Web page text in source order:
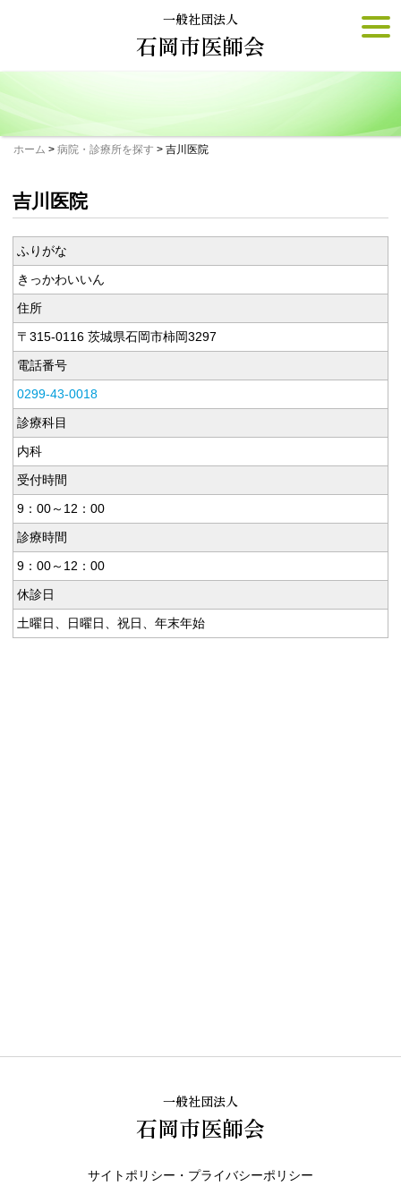
一般社団法人
石岡市医師会
ホーム > 病院・診療所を探す > 吉川医院
吉川医院
ふりがな
きっかわいいん
住所
〒315-0116 茨城県石岡市柿岡3297
電話番号
0299-43-0018
診療科目
内科
受付時間
9：00～12：00
診療時間
9：00～12：00
休診日
土曜日、日曜日、祝日、年末年始
一般社団法人
石岡市医師会
サイトポリシー・プライバシーポリシー